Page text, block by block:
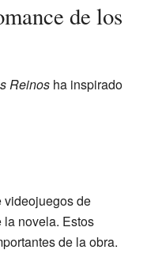
de los
Reinos ha inspirado
videojuegos de
la novela. Estos
de la obra.